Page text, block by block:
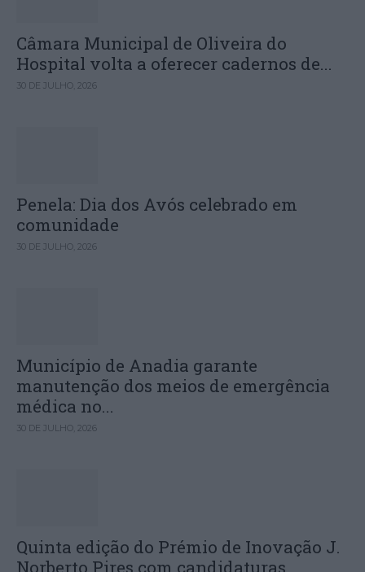
Câmara Municipal de Oliveira do
Hospital volta a oferecer cadernos de...
30 DE JULHO, 2026
Penela: Dia dos Avós celebrado em
comunidade
30 DE JULHO, 2026
Município de Anadia garante
manutenção dos meios de emergência
médica no...
30 DE JULHO, 2026
Quinta edição do Prémio de Inovação J.
Norberto Pires com candidaturas...